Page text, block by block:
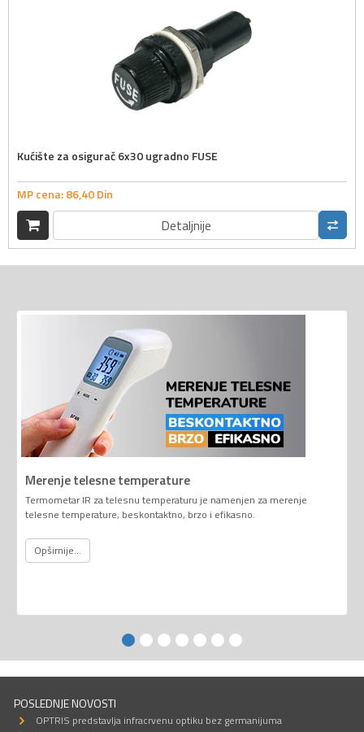
Kućište za osigurač 6x30 ugradno FUSE
MP cena:86,40Din
Detaljnije
Merenje telesne temperature
Termometar IR za telesnu temperaturu je namenjen za merenje
telesne temperature, beskontaktno, brzo i efikasno.
Opširnije...
POSLEDNJE NOVOSTI
OPTRIS predstavlja infracrvenu optiku bez germanijuma